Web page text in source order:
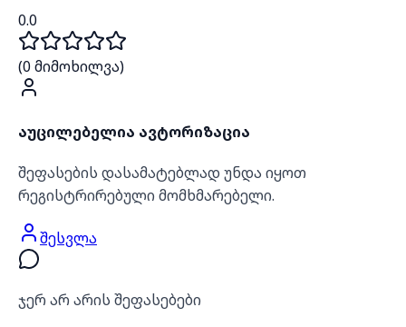
0.0
(0მიმოხილვა)
აუცილებელია ავტორიზაცია
შეფასების დასამატებლად უნდა იყოთ
რეგისტრირებული მომხმარებელი.
შესვლა
ჯერ არ არის შეფასებები